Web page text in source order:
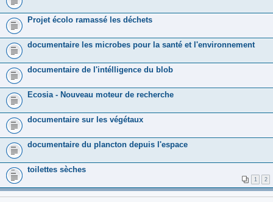
Projet écolo ramassé les déchets
documentaire les microbes pour la santé et l'environnement
documentaire de l'intélligence du blob
Ecosia - Nouveau moteur de recherche
documentaire sur les végétaux
documentaire du plancton depuis l'espace
toilettes sèches
1 2